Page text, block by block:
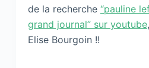
de la recherche “pauline
grand journal” sur youtube
Elise Bourgoin !!